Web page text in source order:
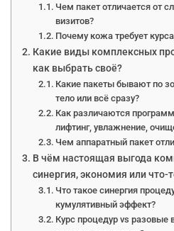
Чем пакет отличается от
визитов?
Почему кожа требует
Какие виды комплексных
как выбрать своё?
Какие пакеты бывают по
тело или всё сразу?
Как различаются
лифтинг, увлажнение,
Чем аппаратный пакет
В чём настоящая выгода
синергия, экономия или что-
Что такое синергия
кумулятивный эффект?
Курс процедур vs разовые